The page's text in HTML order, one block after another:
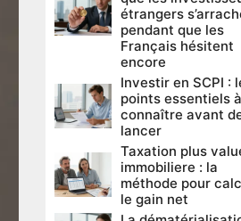
étrangers
pendant que les
Français hésitent
encore
Investir en SCPI :
points essentiels à
connaître avant
lancer
Taxation plus
immobiliere : la
méthode pour
le gain net